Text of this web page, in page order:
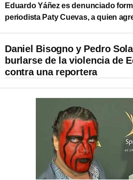
Eduardo Yáñez es denunciado
periodista Paty Cuevas, a quien
Daniel Bisogno y Pedro
burlarse de la violencia de
contra una reportera